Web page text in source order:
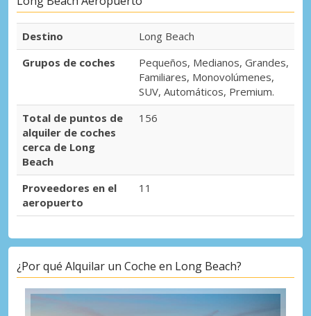
Destino
Long Beach
Grupos de coches
Pequeños, Medianos, Grandes,
Familiares, Monovolúmenes,
SUV, Automáticos, Premium.
Total de puntos de
alquiler de coches
cerca de Long
Beach
156
Proveedores en el
aeropuerto
11
¿Por qué Alquilar un Coche en Long Beach?